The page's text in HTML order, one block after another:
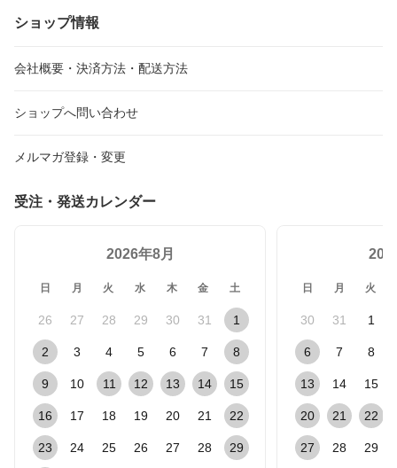
ショップ情報
会社概要・決済方法・配送方法
ショップへ問い合わせ
メルマガ登録・変更
受注・発送カレンダー
2026年8月
日 月 火 水 木 金 土
26 27 28 29 30 31 1
2 3 4 5 6 7 8
9 10 11 12 13 14 15
16 17 18 19 20 21 22
23 24 25 26 27 28 29
日 月 火
30 31 1
6 7 8
13 14 15
20 21 22
27 28 29